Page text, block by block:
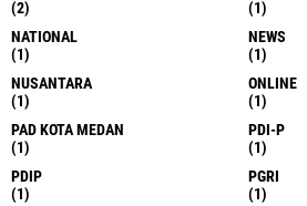
(2)
(1)
NATIONAL
(1)
NEWS
(1)
NUSANTARA
(1)
ONLINE
(1)
PAD KOTA MEDAN
(1)
PDI-P
(1)
PDIP
(1)
PGRI
(1)